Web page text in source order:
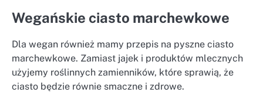
Wegańskie ciasto marchewkowe
Dla wegan również mamy przepis na pyszne ciasto
marchewkowe. Zamiast jajek i produktów mlecznych
użyjemy roślinnych zamienników, które sprawią, że
ciasto będzie równie smaczne i zdrowe.